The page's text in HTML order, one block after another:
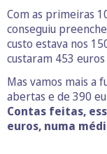
Com as primeiras
conseguiu
custo estava nos
custaram 453
Mas vamos mais a
abertas e de 390
Contas feitas,
euros, numa